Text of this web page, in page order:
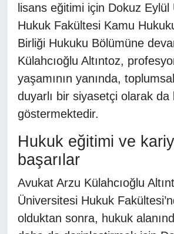
lisans eğitimi için Dokuz Eylül
Hukuk Fakültesi Kamu
Birliği Hukuku Bölümüne
Külahcıoğlu Altıntoz,
yaşamının yanında,
duyarlı bir siyasetçi olarak da
göstermektedir.
Hukuk eğitimi ve
başarılar
Avukat Arzu Külahcıoğlu
Üniversitesi Hukuk
olduktan sonra, hukuk